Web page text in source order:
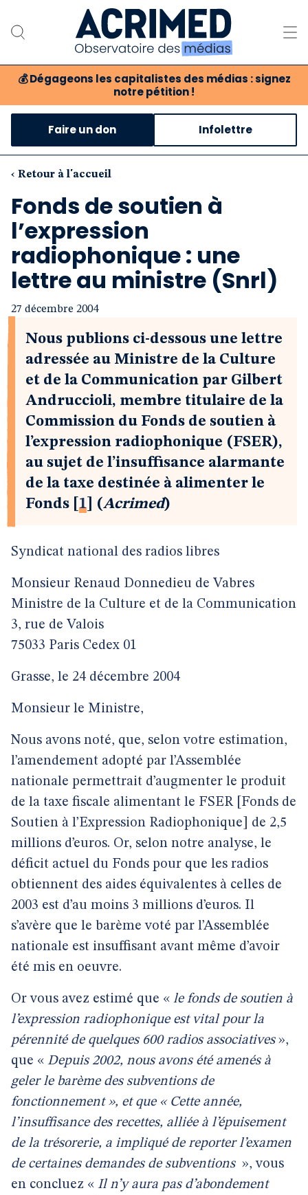
💰 Dégageons les capitalistes des médias : signez
notre pétition !
Notre association
Notre critique des médias
Nos propositions
Notre revue
Boutique
Faire un don Infolettre
‹ Retour à l'accueil
Fonds de soutien à
l’expression
radiophonique : une
lettre au ministre (Snrl)
27 décembre 2004
Nous publions ci-dessous une lettre
adressée au Ministre de la Culture
et de la Communication par Gilbert
Andruccioli, membre titulaire de la
Commission du Fonds de soutien à
l’expression radiophonique (FSER),
au sujet de l’insuffisance alarmante
de la taxe destinée à alimenter le
Fonds
1 (Acrimed)
Syndicat national des radios libres
Monsieur Renaud Donnedieu de Vabres
Ministre de la Culture et de la Communication
3, rue de Valois
75033 Paris Cedex 01
Grasse, le 24 décembre 2004
Monsieur le Ministre,
Nous avons noté, que, selon votre estimation,
l’amendement adopté par l’Assemblée
nationale permettrait d’augmenter le produit
de la taxe fiscale alimentant le FSER [Fonds de
Soutien à l’Expression Radiophonique] de 2,5
millions d’euros. Or, selon notre analyse, le
déficit actuel du Fonds pour que les radios
obtiennent des aides équivalentes à celles de
2003 est d’au moins 3 millions d’euros. Il
s’avère que le barème voté par l’Assemblée
nationale est insuffisant avant même d’avoir
été mis en oeuvre.
Or vous avez estimé que « le fonds de soutien à
l’expression radiophonique est vital pour la
pérennité de quelques 600 radios associatives»,
que « Depuis 2002, nous avons été amenés à
geler le barème des subventions de
fonctionnement », et que « Cette année,
l’insuffisance des recettes, alliée à l’épuisement
de la trésorerie, a impliqué de reporter l’examen
de certaines demandes de subventions », vous
en concluez « Il n’y aura pas d’abondement